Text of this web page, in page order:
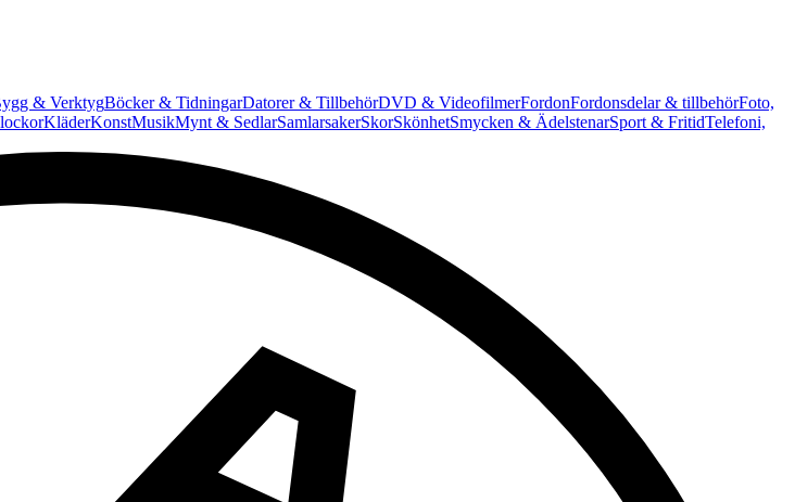
& VerktygBöcker & TidningarDatorer & TillbehörDVD & VideofilmerFordonFordonsdelar & tillbehörFoto,
KläderKonstMusikMynt & SedlarSamlarsakerSkorSkönhetSmycken & ÄdelstenarSport & FritidTelefoni,